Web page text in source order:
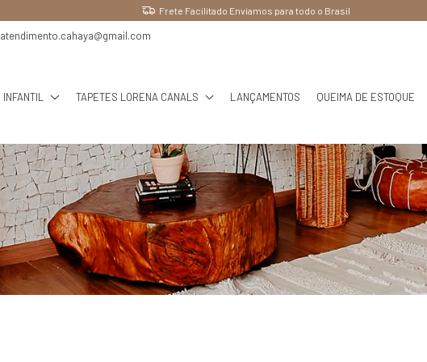
Ganhe 10% OFF pagando no PIX
atendimento.cahaya@gmail.com
INFANTIL TAPETES LORENA CANALS LANÇAMENTOS QUEIMA DE ESTOQUE